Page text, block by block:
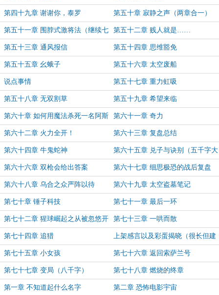
第四十九章 谢谢你，泰罗 第五十章 寂静之声（两章合一）
第五十一章 围脖式激将法（继续七
千字两章合一）
第五十二章 贱人就是……
第五十三章 通风报信 第五十四章 思维豁免
第五十五章 幺蛾子 第五十六章 太空废船
说点事情 第五十七章 重力虹吸
第五十八章 无双割草 第五十九章 希望来临
第六十章 如何用魔法杀死一名阿斯
塔特
第六十一章 奇力
第六十二章 火力全开！ 第六十三章 复盘总结
第六十四章 牛鬼蛇神 第六十五章 兑子与诀别（五千字大
章）
第六十六章 双枪会给出答案 第六十七章 细思极恐的战后复盘
（爆更啦！）
第六十八章 乌合之众严阵以待 第六十九章 太空盗墓笔记
第七十章 锤子科技 第七十一章 最后一环
第七十二章 猩球崛起之从被忽悠开
始
第七十三章 一哄而散
第七十四章 追猎 上架感言以及彩蛋揭晓（很长但建
议阅读）
第七十五章 小女孩 第七十六章 返回索萨兰号
第七十七章 变局（八千字） 第七十八章 燃烧的终章
第一章 不知道起什么名字 第二章 恐怖电影宇宙